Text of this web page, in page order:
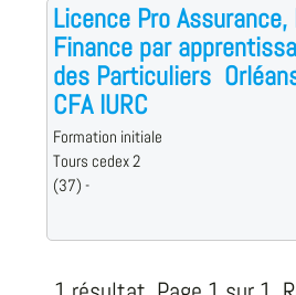
Licence Pro Assurance,
Finance par
des Particuliers 
CFA IURC
Formation initiale
Tours cedex 2
(37) -